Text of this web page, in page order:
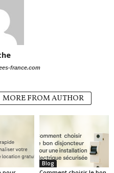
france.com
MORE FROM AUTHOR
Blog